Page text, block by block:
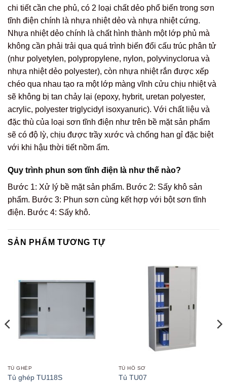
chi tiết cần che phủ, có 2 loại chất dẻo phổ biến trong sơn
tĩnh điện chính là nhựa nhiệt dẻo và nhựa nhiệt cứng.
Nhựa nhiệt dẻo chính là chất hình thành một lớp phủ mà
không cần phải trải qua quá trình biến đổi cấu trúc phân tử
(như polyetylen, polypropylene, nylon, polyvinyclorua và
nhựa nhiệt dẻo polyester), còn nhựa nhiệt rắn được xếp
chéo qua nhau tạo ra một lớp màng vĩnh cửu chịu nhiệt và
sẽ không bị tan chảy lại (epoxy, hybrit, uretan polyester,
acrylic, polyester triglycidyl isoxyanuric). Với chất liệu và
đặc thù của loại sơn tĩnh điện như trên bề mặt sản phẩm
sẽ có độ lỳ, chịu được trầy xước và chống han gỉ đặc biệt
với khi hậu thời tiết nồm ẩm.
Quy trình phun sơn tĩnh điện là như thế nào?
Bước 1: Xử lý bề mặt sản phẩm. Bước 2: Sấy khô sản
phẩm. Bước 3: Phun sơn cùng kết hợp với bột sơn tĩnh
điện. Bước 4: Sấy khô.
SẢN PHẨM TƯƠNG TỰ
TỦ GHÉP
Tủ ghép TU118S
TỦ HỒ SƠ
Tủ TU07